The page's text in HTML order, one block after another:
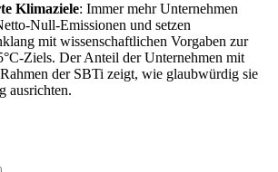
Klimaziele: Immer mehr Unternehmen
Null-Emissionen und setzen
mit wissenschaftlichen Vorgaben zur
Ziels. Der Anteil der Unternehmen mit
der SBTi zeigt, wie glaubwürdig sie
ausrichten.